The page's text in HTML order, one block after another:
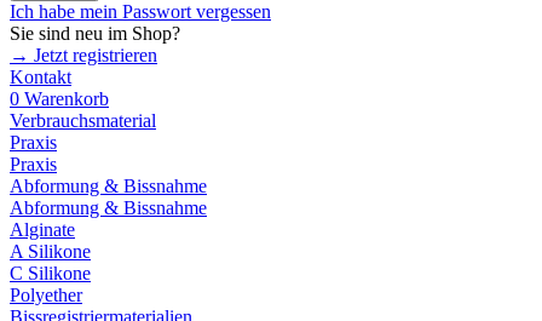
Ich habe mein Passwort vergessen
Sie sind neu im Shop?
→ Jetzt registrieren
Kontakt
0 Warenkorb
Verbrauchsmaterial
Praxis
Praxis
Abformung & Bissnahme
Abformung & Bissnahme
Alginate
A Silikone
C Silikone
Polyether
Bissregistriermaterialien